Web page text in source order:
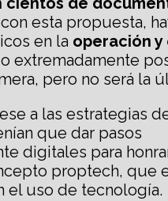
esta propuesta,
en la operación y
extremadamente
pero no será la
a las estrategias
que dar pasos
digitales para
proptech, que
el uso de tecnología.